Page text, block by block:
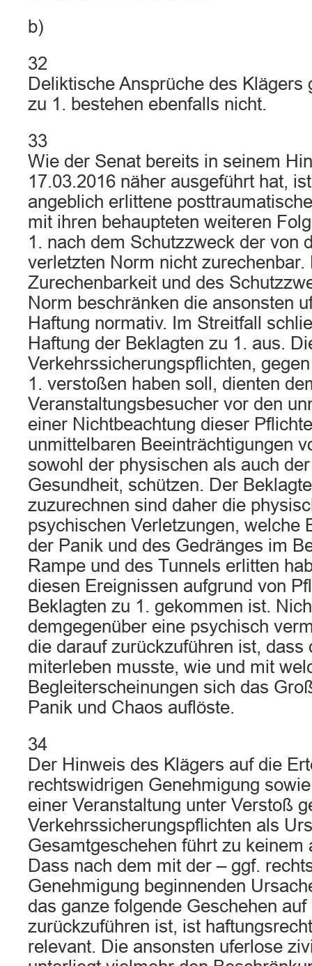
b)
32
Deliktische Ansprüche des Klägers
zu 1. bestehen ebenfalls nicht.
33
Wie der Senat bereits in seinem
17.03.2016 näher ausgeführt hat,
angeblich erlittene
mit ihren behaupteten weiteren
1. nach dem Schutzzweck der von
verletzten Norm nicht
Zurechenbarkeit und des
Norm beschränken die ansonsten
Haftung normativ. Im Streitfall
Haftung der Beklagten zu 1. aus.
Verkehrssicherungspflichten,
1. verstoßen haben soll, dienten
Veranstaltungsbesucher vor den
einer Nichtbeachtung dieser
unmittelbaren Beeinträchtigungen
sowohl der physischen als auch
Gesundheit, schützen. Der
zuzurechnen sind daher die
psychischen Verletzungen, welche
der Panik und des Gedränges im
Rampe und des Tunnels erlitten
diesen Ereignissen aufgrund von
Beklagten zu 1. gekommen ist.
demgegenüber eine psychisch
die darauf zurückzuführen ist, dass
miterleben musste, wie und mit
Begleiterscheinungen sich das
Panik und Chaos auflöste.
34
Der Hinweis des Klägers auf die
rechtswidrigen Genehmigung
einer Veranstaltung unter Verstoß
Verkehrssicherungspflichten als
Gesamtgeschehen führt zu keinem
Dass nach dem mit der – ggf.
Genehmigung beginnenden
das ganze folgende Geschehen
zurückzuführen ist, ist
relevant. Die ansonsten uferlose